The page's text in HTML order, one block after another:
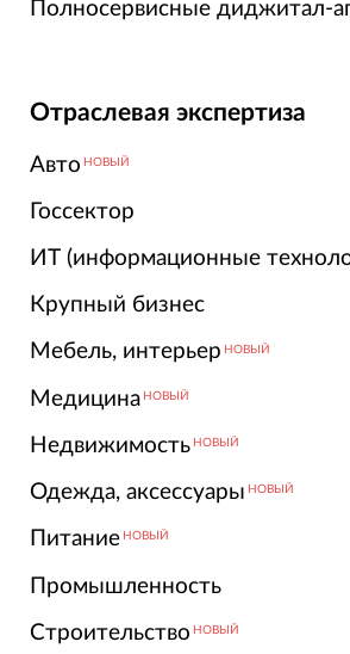
Полносервисные диджитал-
Отраслевая экспертиза
Авто НОВЫЙ
Госсектор
ИТ (информационные
Крупный бизнес
Мебель, интерьер НОВЫЙ
Медицина НОВЫЙ
Недвижимость НОВЫЙ
Одежда, аксессуары НОВЫЙ
Питание НОВЫЙ
Промышленность
Строительство НОВЫЙ